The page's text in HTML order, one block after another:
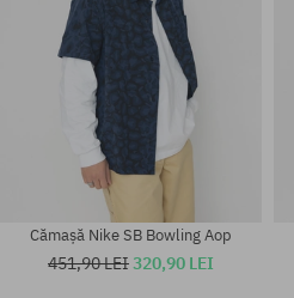
Cămașă Nike SB Bowling Aop
451,90 LEI320,90 LEI